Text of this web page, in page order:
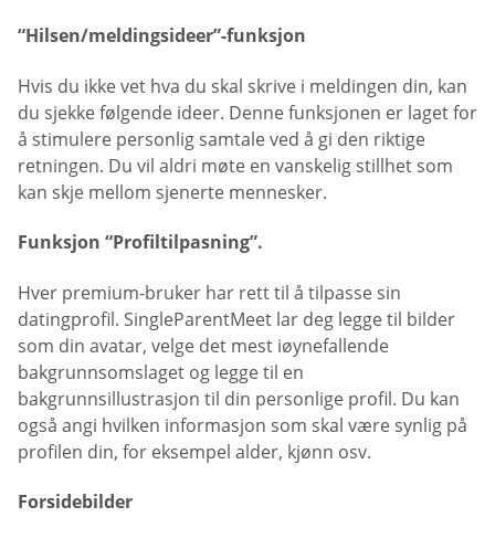
“Hilsen/meldingsideer”-funksjon
Hvis du ikke vet hva du skal skrive i meldingen din, kan
du sjekke følgende ideer. Denne funksjonen er laget for
å stimulere personlig samtale ved å gi den riktige
retningen. Du vil aldri møte en vanskelig stillhet som
kan skje mellom sjenerte mennesker.
Funksjon “Profiltilpasning”.
Hver premium-bruker har rett til å tilpasse sin
datingprofil. SingleParentMeet lar deg legge til bilder
som din avatar, velge det mest iøynefallende
bakgrunnsomslaget og legge til en
bakgrunnsillustrasjon til din personlige profil. Du kan
også angi hvilken informasjon som skal være synlig på
profilen din, for eksempel alder, kjønn osv.
Forsidebilder